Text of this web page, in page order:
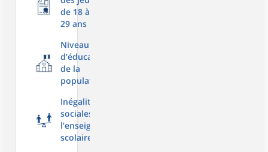
de 18 à
29 ans
Niveau
d’éducation
de la
population
Inégalités
sociales dans
l’enseignement
scolaire